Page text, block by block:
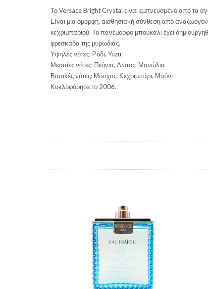
Το Versace Bright Crystal είναι εμπνευσμένο από τα
Είναι μία όμορφη, αισθησιακή σύνθεση από
κεχριμπαριού. Το πανέμορφο μπουκάλι έχει
φρεσκάδα της μυρωδιάς.
Υψηλές νότες: Ρόδι, Yuzu
Μεσαίες νότες: Πεόνια, Λώτος, Μανώλια
Βασικές νότες: Μόσχος, Κεχριμπάρι, Μαόνι
Κυκλοφόρησε το 2006.